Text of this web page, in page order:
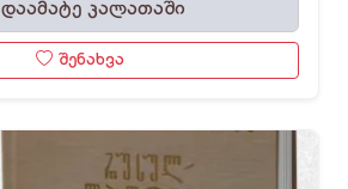
დაამატე კალათაში
შენახვა